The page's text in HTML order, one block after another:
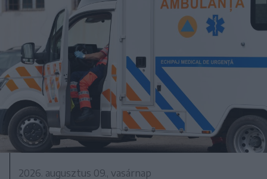
2026. augusztus 09., vasárnap